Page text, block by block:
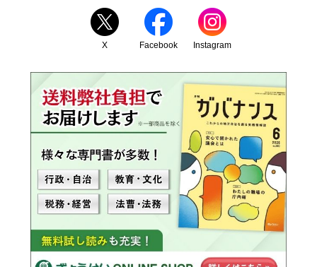
X Facebook Instagram